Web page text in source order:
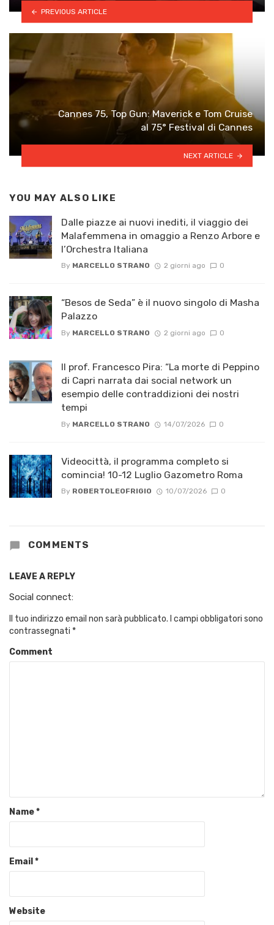
PREVIOUS ARTICLE
Cannes 75, Top Gun: Maverick e Tom Cruise
al 75° Festival di Cannes
NEXT ARTICLE
YOU MAY ALSO LIKE
Dalle piazze ai nuovi inediti, il viaggio dei
Malafemmena in omaggio a Renzo Arbore e
l’Orchestra Italiana ​
By MARCELLO STRANO 2 giorni ago 0
“Besos de Seda” è il nuovo singolo di Masha
Palazzo
By MARCELLO STRANO 2 giorni ago 0
Il prof. Francesco Pira: “La morte di Peppino
di Capri narrata dai social network un
esempio delle contraddizioni dei nostri
tempi
By MARCELLO STRANO 14/07/2026 0
Videocittà, il programma completo si
comincia! 10-12 Luglio Gazometro Roma
By ROBERTOLEOFRIGIO 10/07/2026 0
COMMENTS
LEAVE A REPLY
Social connect:
Il tuo indirizzo email non sarà pubblicato. I campi obbligatori sono
contrassegnati *
Comment
Name*
Email*
Website